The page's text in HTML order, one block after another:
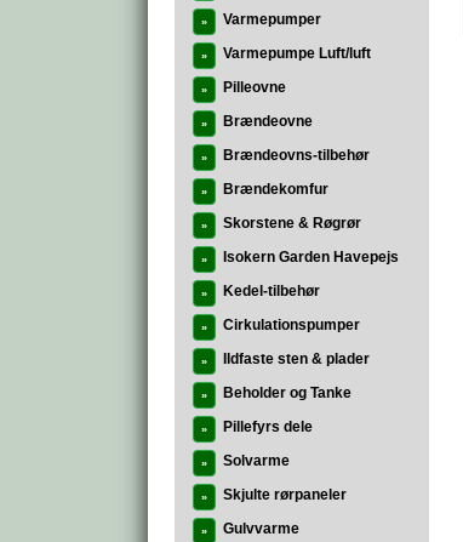
» Varmepumper
» Varmepumpe Luft/luft
» Pilleovne
» Brændeovne
» Brændeovns-tilbehør
» Brændekomfur
» Skorstene & Røgrør
» Isokern Garden Havepejs
» Kedel-tilbehør
» Cirkulationspumper
» Ildfaste sten & plader
» Beholder og Tanke
» Pillefyrs dele
» Solvarme
» Skjulte rørpaneler
» Gulvvarme